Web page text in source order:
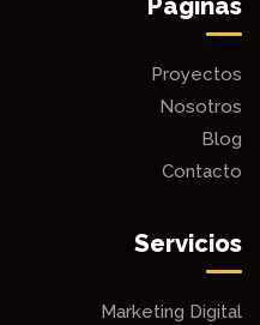
Páginas
Proyectos
Nosotros
Blog
Contacto
Servicios
Marketing Digital